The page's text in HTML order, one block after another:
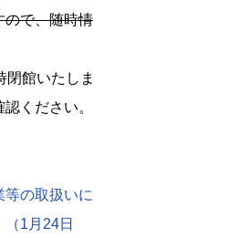
ので、随時情
閉館いたしま
ください。
等の取扱いに
1月24日